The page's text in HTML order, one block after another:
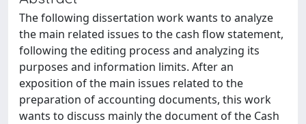
The following dissertation work wants to analyze
the main related issues to the cash flow statement,
following the editing process and analyzing its
purposes and information limits. After an
exposition of the main issues related to the
preparation of accounting documents, this work
wants to discuss mainly the document of the Cash